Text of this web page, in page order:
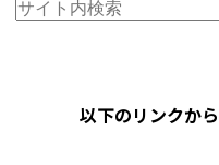
以下のリンクか